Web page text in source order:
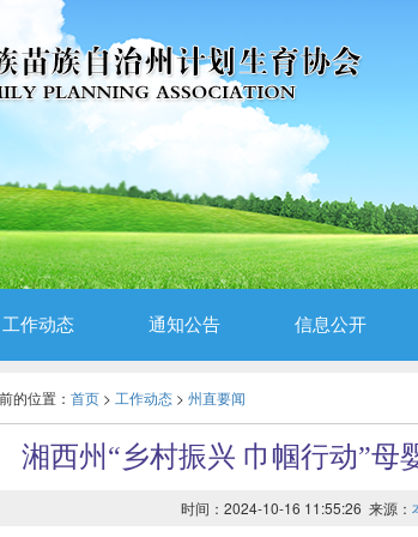
工作动态 通知公告 信息公开
的位置： 首页 > 工作动态 > 州直要闻
湘西州“乡村振兴 巾帼行动”母
时间：2024-10-16 11:55:26 来源：